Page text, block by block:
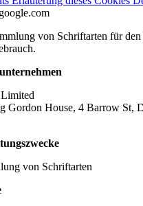
von Schriftarten für
Gordon House, 4 Barrow St,
von Schriftarten